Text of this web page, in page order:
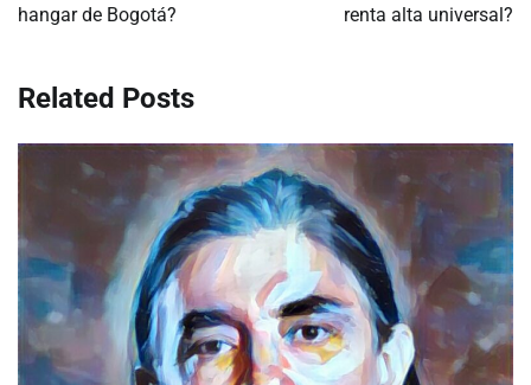
entradas
hangar de Bogotá?
renta alta universal?
Related Posts